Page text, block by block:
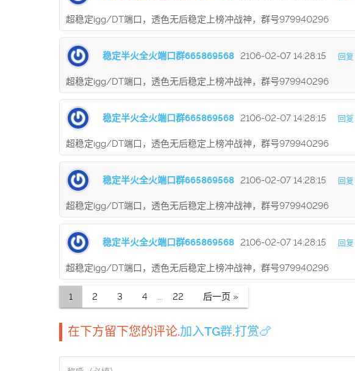
超稳定igg/DT端口，透色无后稳定上榜冲战神，群号979940296
稳定半火全火端口群665869568 2106-02-07 14:28:15 回复
超稳定igg/DT端口，透色无后稳定上榜冲战神，群号979940296
稳定半火全火端口群665869568 2106-02-07 14:28:15 回复
超稳定igg/DT端口，透色无后稳定上榜冲战神，群号979940296
稳定半火全火端口群665869568 2106-02-07 14:28:15 回复
超稳定igg/DT端口，透色无后稳定上榜冲战神，群号979940296
稳定半火全火端口群665869568 2106-02-07 14:28:15 回复
超稳定igg/DT端口，透色无后稳定上榜冲战神，群号979940296
1 2 3 4 ... 22 后一页 »
在下方留下您的评论.加入TG群.打赏🍗